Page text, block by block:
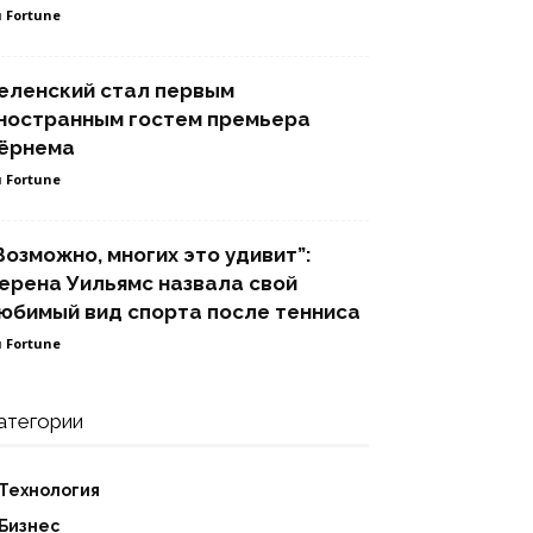
Fortune
стал первым
гостем премьера
Fortune
многих это удивит”:
Уильямс назвала свой
вид спорта после тенниса
Fortune
Технология
Бизнес